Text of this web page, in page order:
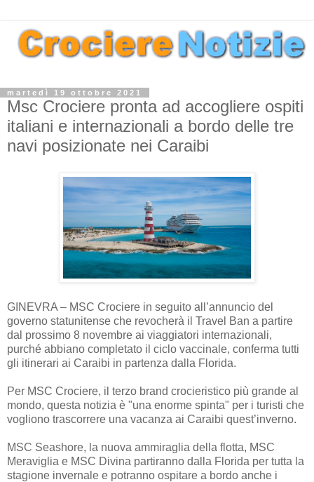
martedì 19 ottobre 2021
Msc Crociere pronta ad accogliere ospiti
italiani e internazionali a bordo delle tre
navi posizionate nei Caraibi
GINEVRA – MSC Crociere in seguito all’annuncio del
governo statunitense che revocherà il Travel Ban a partire
dal prossimo 8 novembre ai viaggiatori internazionali,
purché abbiano completato il ciclo vaccinale, conferma tutti
gli itinerari ai Caraibi in partenza dalla Florida.
Per MSC Crociere, il terzo brand crocieristico più grande al
mondo, questa notizia è "una enorme spinta" per i turisti che
vogliono trascorrere una vacanza ai Caraibi quest’inverno.
MSC Seashore, la nuova ammiraglia della flotta, MSC
Meraviglia e MSC Divina partiranno dalla Florida per tutta la
stagione invernale e potranno ospitare a bordo anche i